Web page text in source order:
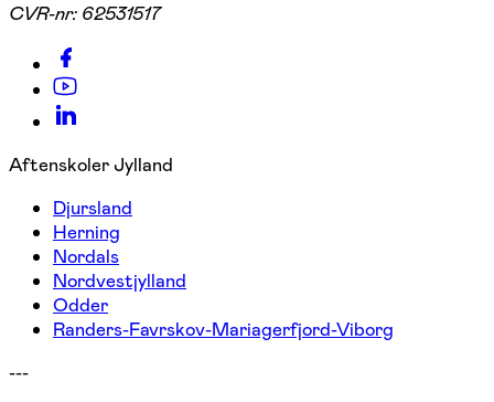
CVR-nr: 62531517
Aftenskoler Jylland
Djursland
Herning
Nordals
Nordvestjylland
Odder
Randers-Favrskov-Mariagerfjord-Viborg
---